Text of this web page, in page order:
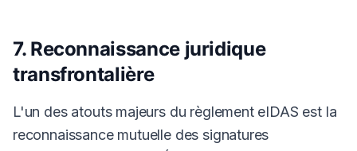
7. Reconnaissance juridique
transfrontalière
L'un des atouts majeurs du règlement eIDAS est la
reconnaissance mutuelle des signatures